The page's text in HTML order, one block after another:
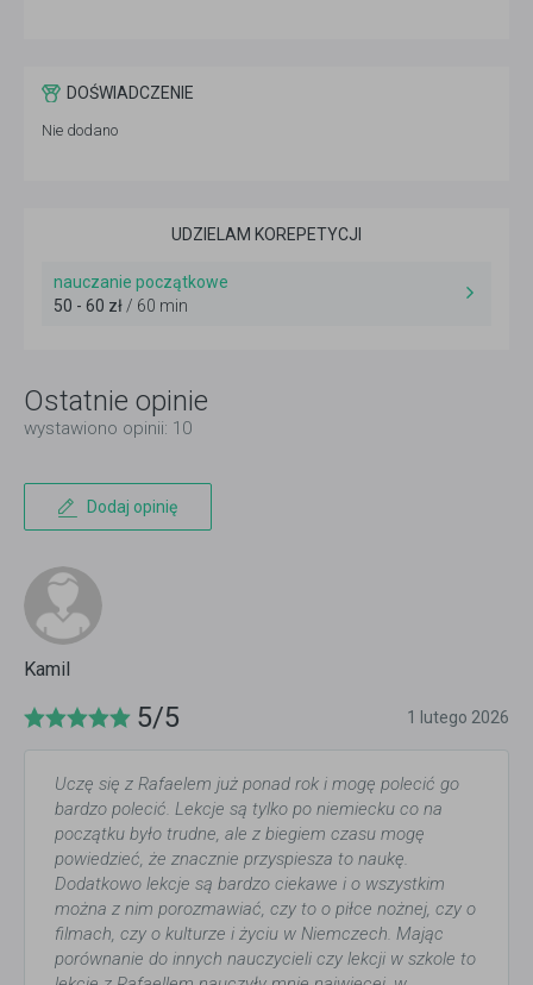
DOŚWIADCZENIE
Nie dodano
UDZIELAM KOREPETYCJI
nauczanie początkowe
50 - 60 zł/ 60 min
Ostatnie opinie
wystawiono opinii: 10
Dodaj opinię
Kamil
5/5 1 lutego 2026
Uczę się z Rafaelem już ponad rok i mogę polecić go
bardzo polecić. Lekcje są tylko po niemiecku co na
początku było trudne, ale z biegiem czasu mogę
powiedzieć, że znacznie przyspiesza to naukę.
Dodatkowo lekcje są bardzo ciekawe i o wszystkim
można z nim porozmawiać, czy to o piłce nożnej, czy o
filmach, czy o kulturze i życiu w Niemczech. Mając
porównanie do innych nauczycieli czy lekcji w szkole to